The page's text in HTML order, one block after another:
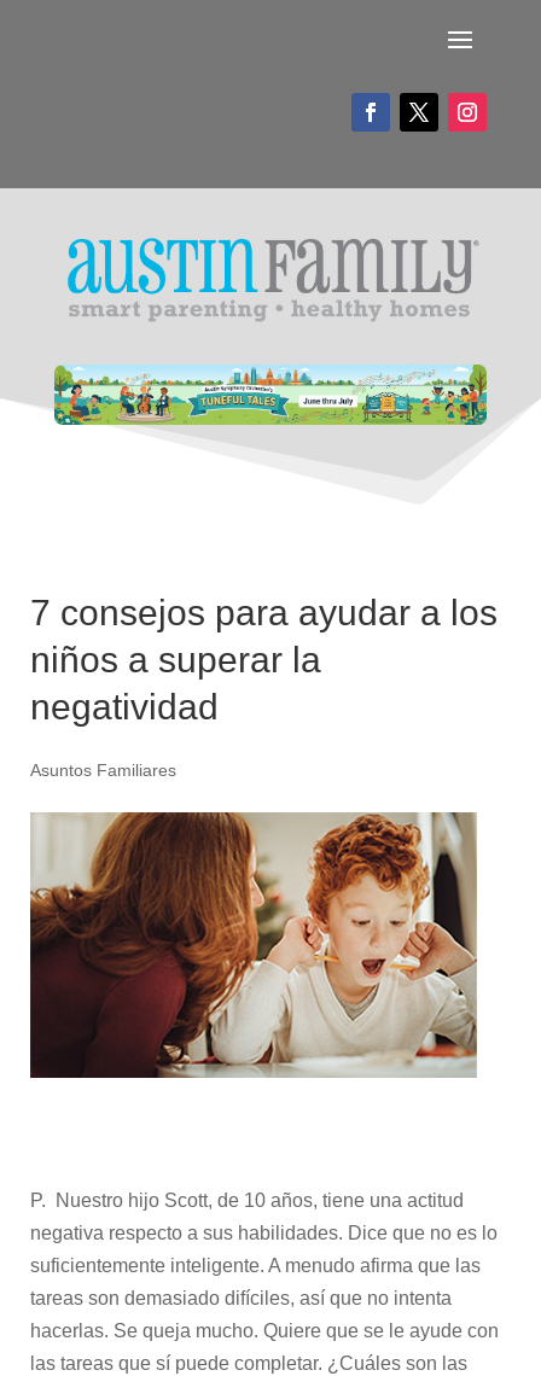
7 consejos para ayudar a los
niños a superar la
negatividad
Asuntos Familiares
P. Nuestro hijo Scott, de 10 años, tiene una actitud
negativa respecto a sus habilidades. Dice que no es lo
suficientemente inteligente. A menudo afirma que las
tareas son demasiado difíciles, así que no intenta
hacerlas. Se queja mucho. Quiere que se le ayude con
las tareas que sí puede completar. ¿Cuáles son las